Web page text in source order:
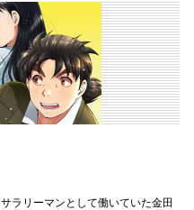
ラリーマンとして働いていた金田